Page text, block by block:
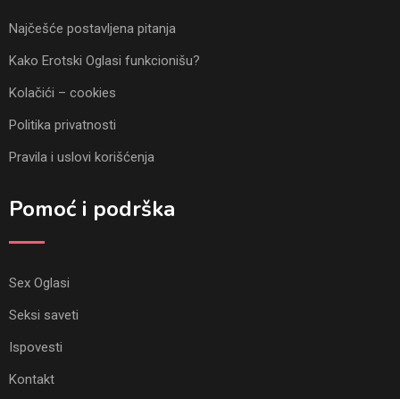
Najčešće postavljena pitanja
Kako Erotski Oglasi funkcionišu?
Kolačići – cookies
Politika privatnosti
Pravila i uslovi korišćenja
Pomoć i podrška
Sex Oglasi
Seksi saveti
Ispovesti
Kontakt